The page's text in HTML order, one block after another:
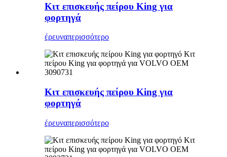
Κιτ επισκευής πείρου King για
φορτηγά
έρευναπερισσότερο
Κιτ επισκευής πείρου King για
φορτηγά
έρευναπερισσότερο